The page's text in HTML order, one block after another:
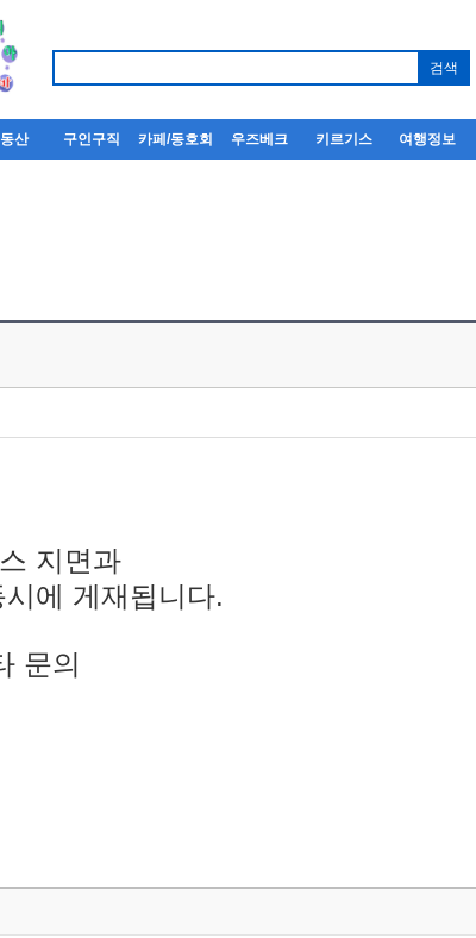
산 구인구직 카페/동호회 우즈베크 키르기스 여행정보
지면과
에 게재됩니다.
문의